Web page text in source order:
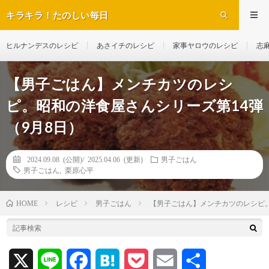
キラキラ！たのしい毎日
ヒルナンデスのレシピ あさイチのレシピ 家事ヤロウのレシピ 志
【男子ごはん】メンチカツのレシ
ピ。昭和の洋食屋さんシリーズ第14弾
（9月8日）
2024.09.08 (公開)/ 2025.04.06 (更新)
男子ごはん
男子ごはん
栗原心平
HOME レシピ 男子ごはん 【男子ごはん】メンチカツのレシ